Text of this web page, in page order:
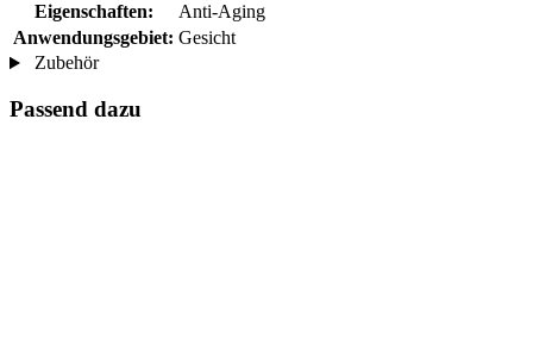
Eigenschaften:
Anti-Aging
Anwendungsgebiet: Gesicht
Zubehör
Passend dazu